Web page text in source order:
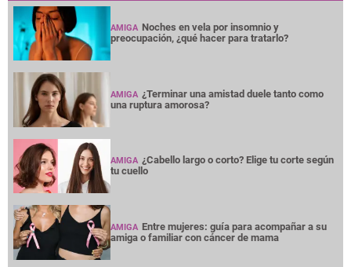
AMIGA Noches en vela por insomnio y
preocupación, ¿qué hacer para tratarlo?
AMIGA ¿Terminar una amistad duele tanto como
una ruptura amorosa?
AMIGA ¿Cabello largo o corto? Elige tu corte según
tu cuello
AMIGA Entre mujeres: guía para acompañar a su
amiga o familiar con cáncer de mama